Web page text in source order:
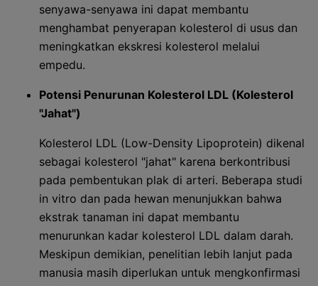
senyawa-senyawa ini dapat membantu
menghambat penyerapan kolesterol di usus dan
meningkatkan ekskresi kolesterol melalui
empedu.
Potensi Penurunan Kolesterol LDL (Kolesterol
"Jahat")
Kolesterol LDL (Low-Density Lipoprotein) dikenal
sebagai kolesterol "jahat" karena berkontribusi
pada pembentukan plak di arteri. Beberapa studi
in vitro dan pada hewan menunjukkan bahwa
ekstrak tanaman ini dapat membantu
menurunkan kadar kolesterol LDL dalam darah.
Meskipun demikian, penelitian lebih lanjut pada
manusia masih diperlukan untuk mengkonfirmasi